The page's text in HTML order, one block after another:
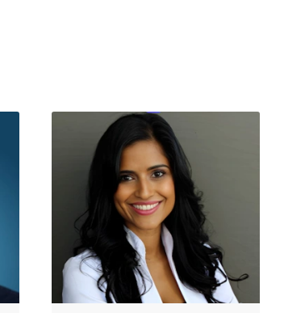
Restauration
Remodelage de
Lumineers
Dépistage du cancer
Diagnostic des
Radiographies
Empreintes